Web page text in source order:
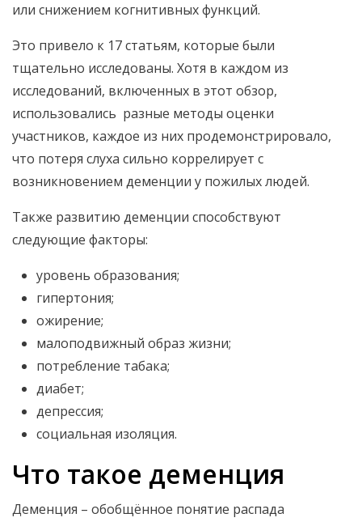
или снижением когнитивных функций.
Это привело к 17 статьям, которые были
тщательно исследованы. Хотя в каждом из
исследований, включенных в этот обзор,
использовались разные методы оценки
участников, каждое из них продемонстрировало,
что потеря слуха сильно коррелирует с
возникновением деменции у пожилых людей.
Также развитию деменции способствуют
следующие факторы:
уровень образования;
гипертония;
ожирение;
малоподвижный образ жизни;
потребление табака;
диабет;
депрессия;
социальная изоляция.
Что такое деменция
Деменция – обобщённое понятие распада